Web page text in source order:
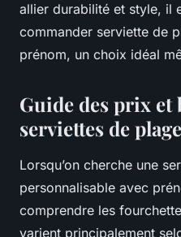
allier durabilité et style, il
commander serviette de
prénom, un choix idéal
Guide des prix et
serviettes de
Lorsqu’on cherche une
personnalisable avec
comprendre les
varient principalement